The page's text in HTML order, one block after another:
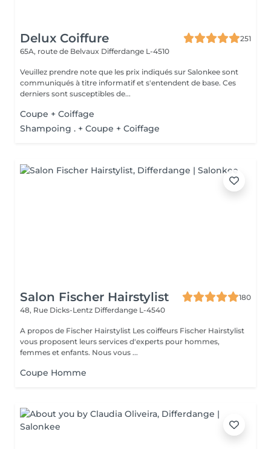
Delux Coiffure
251
65A, route de Belvaux Differdange L-4510
Veuillez prendre note que les prix indiqués sur Salonkee sont
communiqués à titre informatif et s'entendent de base. Ces
derniers sont susceptibles de...
Coupe + Coiffage
Shampoing . + Coupe + Coiffage
Salon Fischer Hairstylist
180
48, Rue Dicks-Lentz Differdange L-4540
A propos de Fischer Hairstylist Les coiffeurs Fischer Hairstylist
vous proposent leurs services d'experts pour hommes,
femmes et enfants. Nous vous ...
Coupe Homme